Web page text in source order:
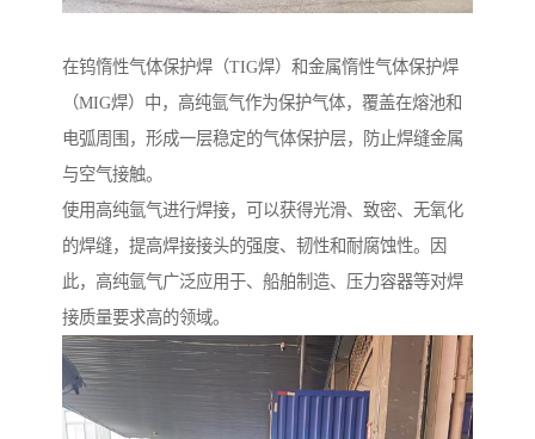
在钨惰性气体保护焊（TIG焊）和金属惰性气体保护焊
（MIG焊）中，高纯氩气作为保护气体，覆盖在熔池和
电弧周围，形成一层稳定的气体保护层，防止焊缝金属
与空气接触。
使用高纯氩气进行焊接，可以获得光滑、致密、无氧化
的焊缝，提高焊接接头的强度、韧性和耐腐蚀性。因
此，高纯氩气广泛应用于、船舶制造、压力容器等对焊
接质量要求高的领域。